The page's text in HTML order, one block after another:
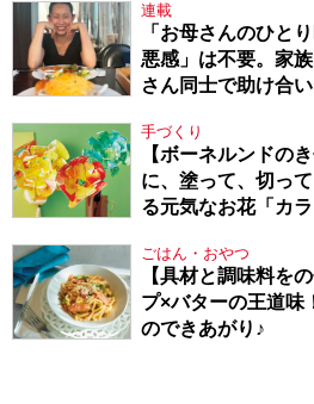
連載
「お母さんのひと
悪感」は不要。家
さん同士で助け合
手づくり
【ボーネルンドの
に、塗って、切っ
る元気なお花「カ
ごはん・おやつ
【具材と調味料を
プ×バターの王道味
のできあがり♪